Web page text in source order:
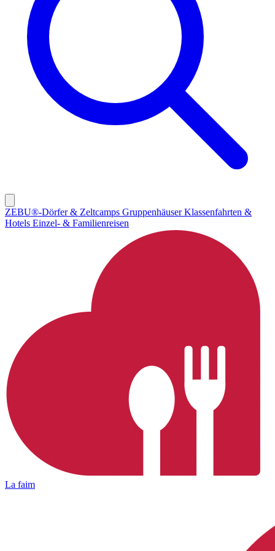
ZEBU®-Dörfer & Zeltcamps GruppenhäuserKlassenfahrten &
Hotels Einzel- & Familienreisen
La faim